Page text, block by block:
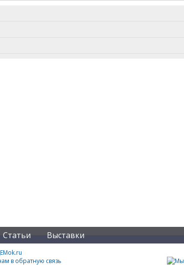
Статьи Выставки
в обратную связь